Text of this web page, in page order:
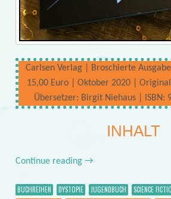
Carlsen Verlag | Broschierte
15,00 Euro | Oktober 2020 |
Übersetzer: Birgit Niehaus | ISBN:
INHALT
Continue reading →
BUCHREIHEN DYSTOPIE JUGENDBUCH SCIENCE